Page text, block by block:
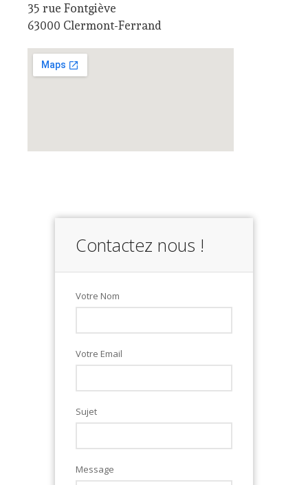
35 rue Fontgiève
63000 Clermont-Ferrand
Contactez nous !
Votre Nom
Votre Email
Sujet
Message